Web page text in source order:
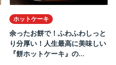
ホットケーキ
余ったお餅で！ふわふわしっと
り分厚い！人生最高に美味しい
『餅ホットケーキ』の...